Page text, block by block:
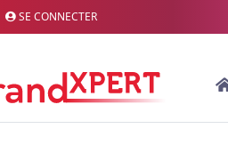
SE CONNECTER